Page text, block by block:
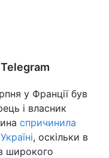
у Франції був
і власник
спричинила
, оскільки в
широкого